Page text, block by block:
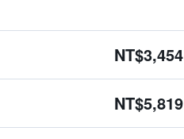
NT$3,454
NT$5,819